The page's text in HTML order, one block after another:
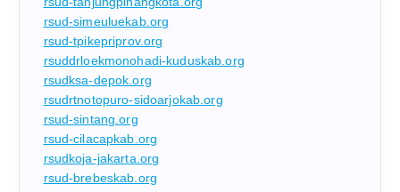
rsud-simeuluekab.org
rsud-tpikepriprov.org
rsuddrloekmonohadi-kuduskab.org
rsudksa-depok.org
rsudrtnotopuro-sidoarjokab.org
rsud-sintang.org
rsud-cilacapkab.org
rsudkoja-jakarta.org
rsud-brebeskab.org